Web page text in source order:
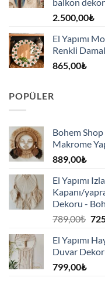
2.500,00₺
El Yapımı
Renkli
865,00₺
POPÜLER
Bohem
Makrome
889,00₺
El Yapımı
Kapanı/
Dekoru -
789,00₺
El Yapımı
Duvar
799,00₺